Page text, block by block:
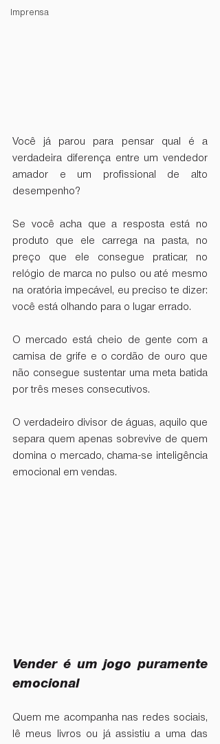
Imprensa
Você já parou para pensar qual é a
verdadeira diferença entre um vendedor
amador e um profissional de alto
desempenho?
Se você acha que a resposta está no
produto que ele carrega na pasta, no
preço que ele consegue praticar, no
relógio de marca no pulso ou até mesmo
na oratória impecável, eu preciso te dizer:
você está olhando para o lugar errado.
O mercado está cheio de gente com a
camisa de grife e o cordão de ouro que
não consegue sustentar uma meta batida
por três meses consecutivos.
O verdadeiro divisor de águas, aquilo que
separa quem apenas sobrevive de quem
domina o mercado, chama-se inteligência
emocional em vendas.
Vender é um jogo puramente
emocional
Quem me acompanha nas redes sociais,
lê meus livros ou já assistiu a uma das